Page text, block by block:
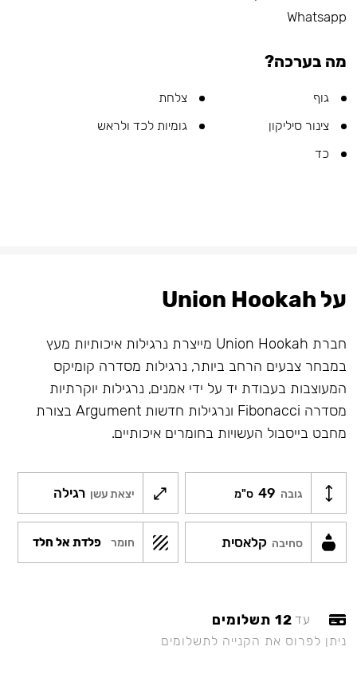
Whatsapp
מה בערכה?
גוף
צלחת
צינור סיליקון
גומיות לכד ולראש
כד
על Union Hookah
חברת Union Hookah מייצרת נרגילות איכותיות מעץ
במבחר צבעים הרחב ביותר, נרגילות מסדרה קומיקס
המעוצבות בעבודת יד על ידי אמנים, נרגילות יוקרתיות
מסדרה Fibonacci ונרגילות חדשות Argument בצורת
מחבט בייסבול העשויות בחומרים איכותיים.
גובה 49 ס"מ יצאת עשן רגילה
סחיבה קלאסית חומר פלדת אל חלד
עד 12 תשלומים
ניתן לפרוס את הקנייה לתשלומים